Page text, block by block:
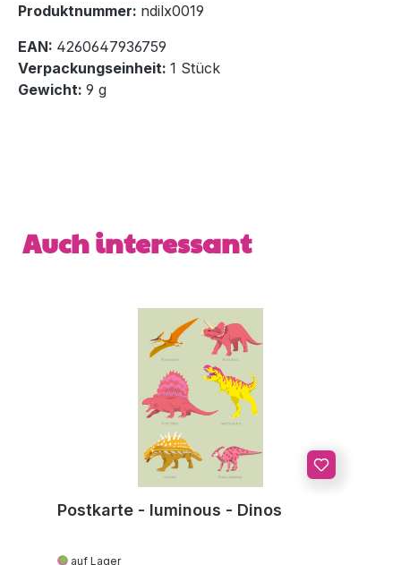
Produktnummer: ndilx0019
EAN: 4260647936759
Verpackungseinheit: 1 Stück
Gewicht: 9 g
Produktgalerie überspringen
Auch interessant
Postkarte - luminous - Dinos
auf Lager